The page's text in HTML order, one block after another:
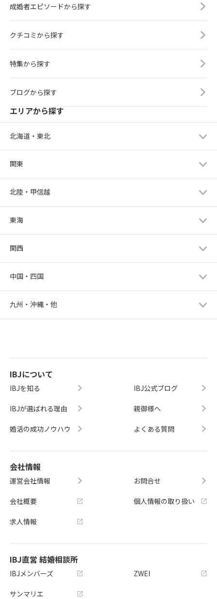
成婚者エピソードから探す
クチコミから探す
特集から探す
ブログから探す
エリアから探す
北海道・東北
関東
北陸・甲信越
東海
関西
中国・四国
九州・沖縄・他
IBJについて
IBJを知る
IBJが選ばれる理由
婚活の成功ノウハウ
IBJ公式ブログ
親御様へ
よくある質問
会社情報
運営会社情報
会社概要
求人情報
お問合せ
個人情報の取り扱い
IBJ直営 結婚相談所
IBJメンバーズ
サンマリエ
ZWEI